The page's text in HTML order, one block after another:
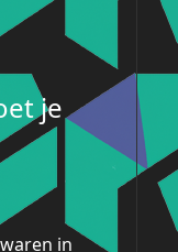
je
in